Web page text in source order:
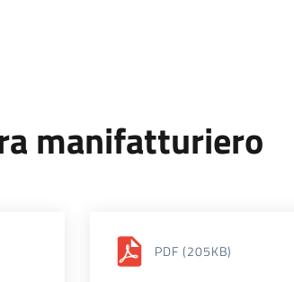
manifatturiero
PDF (205KB)